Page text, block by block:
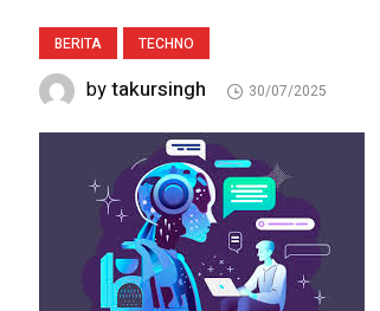
BERITA TECHNO
bytakursingh 30/07/2025